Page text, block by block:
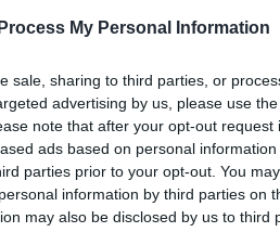
My Personal Information
sale, sharing to third parties, or
advertising by us, please use
note that after your opt-out request
ads based on personal
parties prior to your opt-out. You
information by third parties on
may also be disclosed by us to third
solo y no estás
Cierro mis ojos para mirar
Dentro de mí
Y así tenerte, junto a mí
Junto a mí